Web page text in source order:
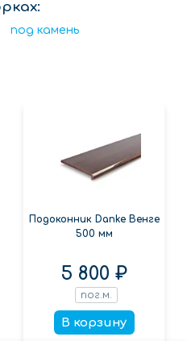
под камень
Подоконник Danke Венге
500 мм
5 800 ₽
пог.м.
В корзину